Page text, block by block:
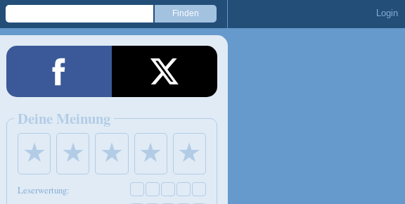
Login
Deine Meinung
★ ★ ★ ★ ★
Leserwertung: